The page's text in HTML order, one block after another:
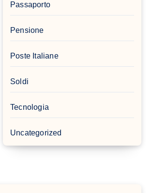
Passaporto
Pensione
Poste Italiane
Soldi
Tecnologia
Uncategorized